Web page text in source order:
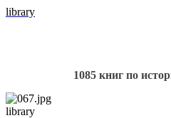
library
1085 книг по
library